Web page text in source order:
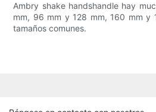
Ambry shake handshandle hay
mm, 96 mm y 128 mm, 160 mm y
tamaños comunes.